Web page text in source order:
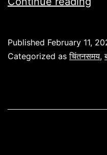
Published February 11,
Categorized asचिंतनसमय,